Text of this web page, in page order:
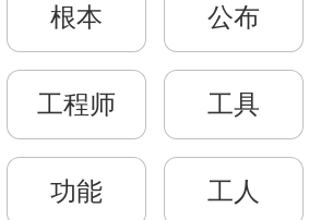
根本 公布
工程师 工具
功能 工人